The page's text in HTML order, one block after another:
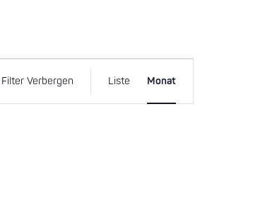
Filter Verbergen
Ansichten-
Liste Monat